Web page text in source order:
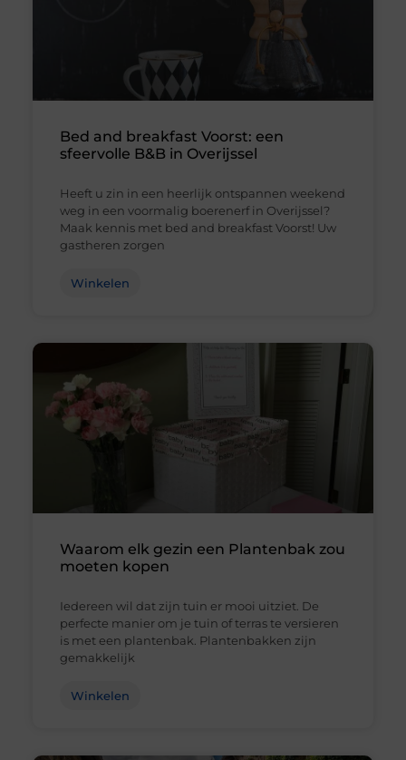
Bed and breakfast Voorst: een
sfeervolle B&B in Overijssel
Heeft u zin in een heerlijk ontspannen weekend
weg in een voormalig boerenerf in Overijssel?
Maak kennis met bed and breakfast Voorst! Uw
gastheren zorgen
Winkelen
Waarom elk gezin een Plantenbak zou
moeten kopen
Iedereen wil dat zijn tuin er mooi uitziet. De
perfecte manier om je tuin of terras te versieren
is met een plantenbak. Plantenbakken zijn
gemakkelijk
Winkelen